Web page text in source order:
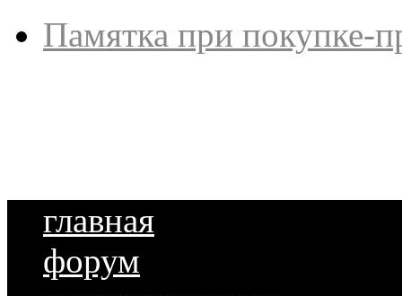
Памятка при покупке-
главная
форум